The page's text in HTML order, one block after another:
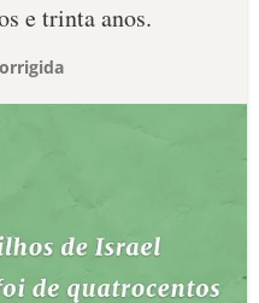
e trinta anos.